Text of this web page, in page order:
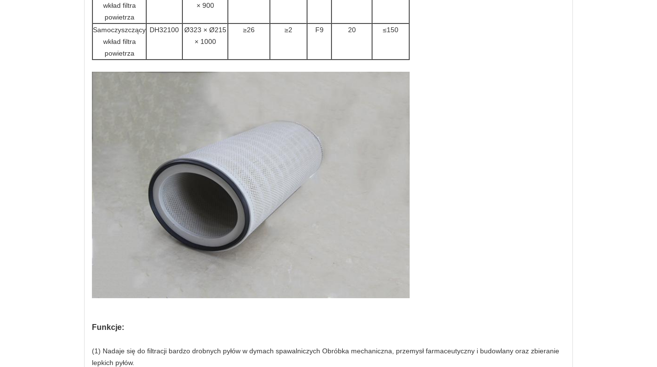
wkład filtra
powietrza
× 900
Samoczyszczący
wkład filtra
powietrza
DH32100
Ø323 × Ø215
× 1000
≥26 ≥2 F9 20 ≤150
Funkcje:
(1) Nadaje się do filtracji bardzo drobnych pyłów w dymach spawalniczych Obróbka mechaniczna, przemysł farmaceutyczny i budowlany oraz zbieranie
lepkich pyłów.